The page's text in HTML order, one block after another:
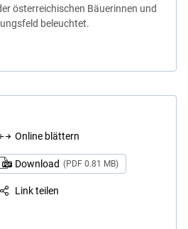
österreichischen Bäuerinnen und
beleuchtet.
Online blättern
Download (PDF 0.81 MB)
Link teilen